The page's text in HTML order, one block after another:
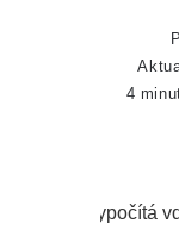
4
Jak se vypočítá